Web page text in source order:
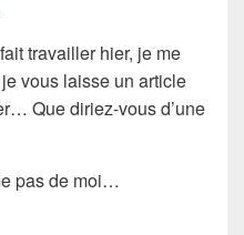
travailler hier, je me
vous laisse un article
Que diriez-vous d’une
pas de moi…